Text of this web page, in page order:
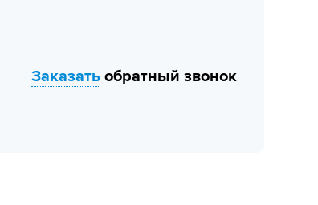
Заказатьобратный звонок